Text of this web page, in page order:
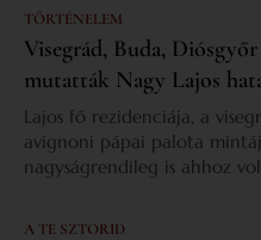
TÖRTÉNELEM
Visegrád, Buda,
mutatták Nagy Lajos
Lajos fő rezidenciája, a
avignoni pápai palota
nagyságrendileg is ahhoz
A TE SZTORID